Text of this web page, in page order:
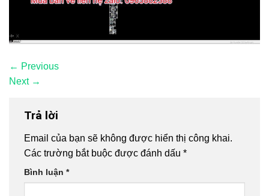
← Previous
Next →
Trả lời
Email của bạn sẽ không được hiển thị công khai.
Các trường bắt buộc được đánh dấu *
Bình luận *